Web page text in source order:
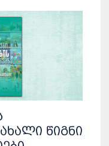
წიგნი